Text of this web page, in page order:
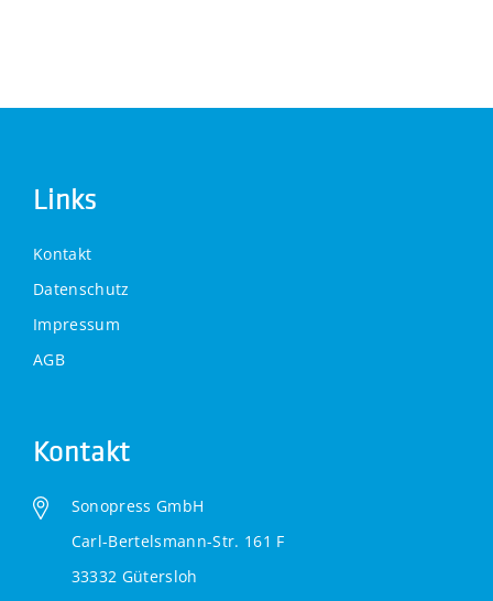
Links
Kontakt
Datenschutz
Impressum
AGB
Kontakt
Sonopress GmbH
Carl-Bertelsmann-Str. 161 F
33332 Gütersloh